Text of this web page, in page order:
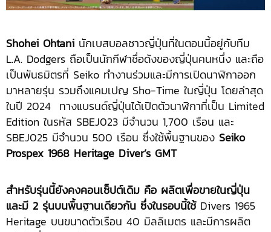
Shohei Ohtani นักเบสบอลชาวญี่ปุ่นที่ในตอนนี้อยู่กับทีม
L.A. Dodgers ถือเป็นนักกีฬาชื่อดังของญี่ปุ่นคนหนึ่ง และถือ
เป็นพันธมิตรที่ Seiko ทำงานร่วมและมีการเปิดนาฬิกาออก
มาหลายรุ่น รวมถึงแคมเปญ Sho-Time ในญี่ปุ่น โดยล่าสุด
ในปี 2024 ทางแบรนด์ญี่ปุ่นได้เปิดตัวนาฬิกาที่เป็น Limited
Edition ในรหัส SBEJ023 มีจำนวน 1,700 เรือน และ
SBEJ025 มีจำนวน 500 เรือน ซึ่งใช้พื้นฐานของ Seiko
Prospex 1968 Heritage Diver’s GMT
สำหรับรุ่นนี้ยังคงคอนเซ็ปต์เดิม คือ ผลิตเพื่อขายในญี่ปุ่น
และมี 2 รุ่นบนพื้นฐานเดียวกัน ซึ่งในรอบนี้ใช้Divers 1965
Heritage บนขนาดตัวเรือน 40 มิลลิเมตร และมีการผลิต